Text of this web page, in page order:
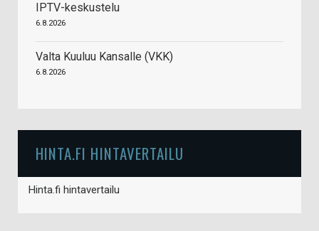
IPTV-keskustelu
6.8.2026
Valta Kuuluu Kansalle (VKK)
6.8.2026
HINTA.FI HINTAVERTAILU
Hinta.fi hintavertailu